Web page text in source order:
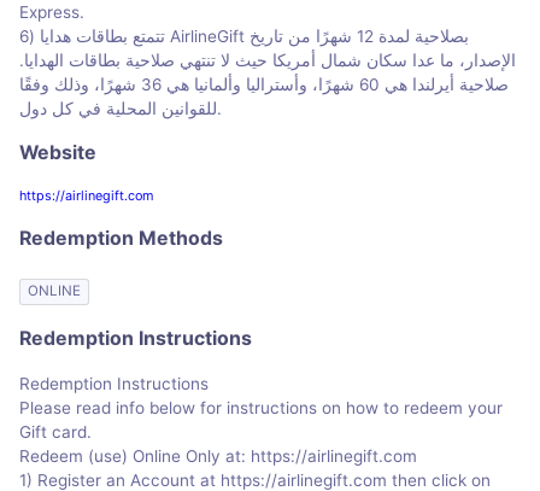
Express.
6) تتمتع بطاقات هدايا AirlineGift بصلاحية لمدة 12 شهرًا من تاريخ
الإصدار، ما عدا سكان شمال أمريكا حيث لا تنتهي صلاحية بطاقات الهدايا.
صلاحية أيرلندا هي 60 شهرًا، وأستراليا وألمانيا هي 36 شهرًا، وذلك وفقًا
للقوانين المحلية في كل دول.
Website
https://airlinegift.com
Redemption Methods
ONLINE
Redemption Instructions
Redemption Instructions
Please read info below for instructions on how to redeem your
Gift card.
Redeem (use) Online Only at: https://airlinegift.com
1) Register an Account at https://airlinegift.com then click on